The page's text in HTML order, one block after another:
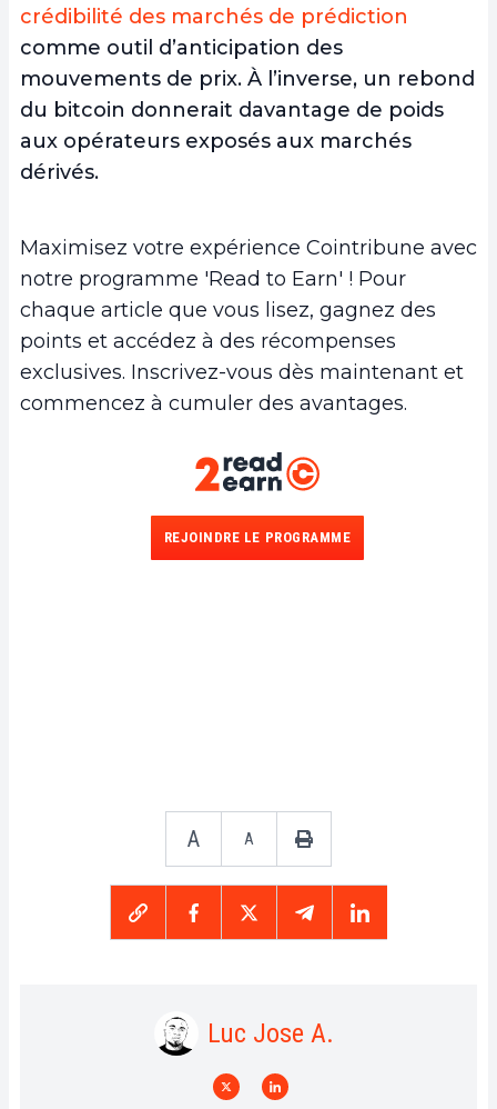
crédibilité des marchés de prédiction
comme outil d’anticipation des
mouvements de prix. À l’inverse, un rebond
du bitcoin donnerait davantage de poids
aux opérateurs exposés aux marchés
dérivés.
Maximisez votre expérience Cointribune avec
notre programme 'Read to Earn' ! Pour
chaque article que vous lisez, gagnez des
points et accédez à des récompenses
exclusives. Inscrivez-vous dès maintenant et
commencez à cumuler des avantages.
REJOINDRE LE PROGRAMME
A A
Luc Jose A.